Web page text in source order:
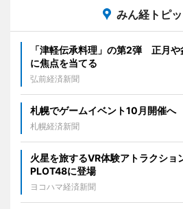
みん経トピ
「津軽伝承料理」の第2弾 正月
に焦点を当てる
弘前経済新聞
札幌でゲームイベント10月開催
札幌経済新聞
火星を旅するVR体験アトラクシ
PLOT48に登場
ヨコハマ経済新聞